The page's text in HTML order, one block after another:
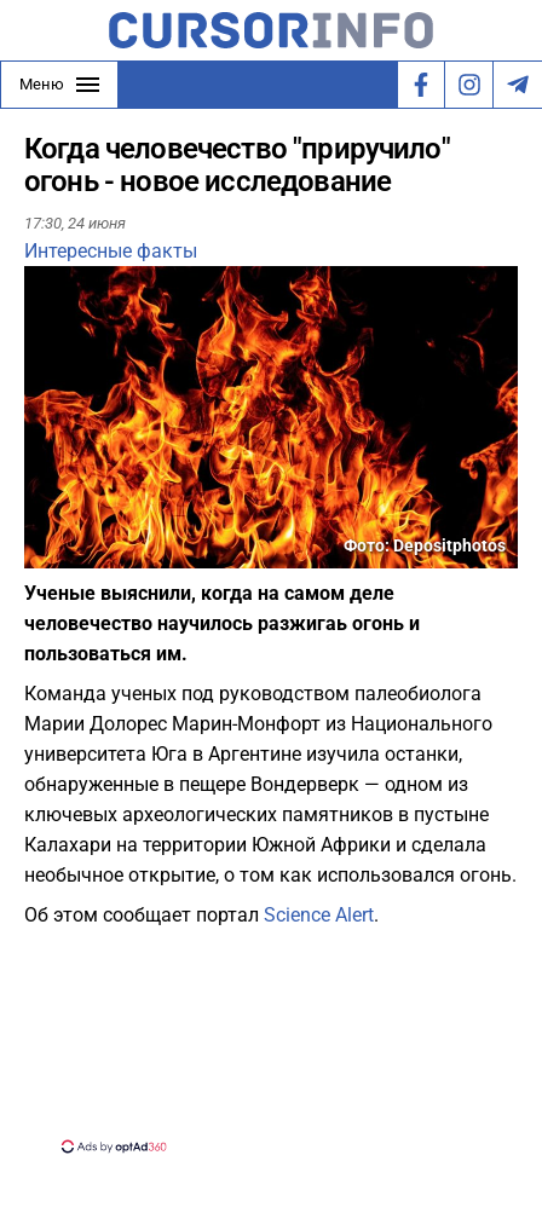
Меню
Когда человечество "приручило"
огонь - новое исследование
17:30, 24 июня
Интересные факты
Фото: Depositphotos
Ученые выяснили, когда на самом деле
человечество научилось разжигаь огонь и
пользоваться им.
Команда ученых под руководством палеобиолога
Марии Долорес Марин-Монфорт из Национального
университета Юга в Аргентине изучила останки,
обнаруженные в пещере Вондерверк — одном из
ключевых археологических памятников в пустыне
Калахари на территории Южной Африки и сделала
необычное открытие, о том как использовался огонь.
Об этом сообщает портал Science Alert.